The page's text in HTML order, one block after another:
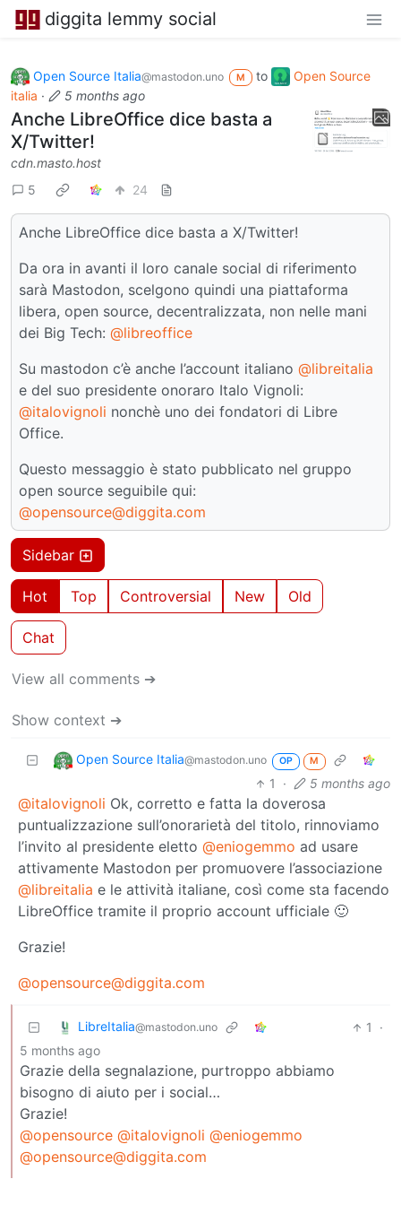
diggita lemmy social
Open Source Italia@mastodon.uno M to
Open Source
italia · 5 months ago
Anche LibreOffice dice basta a
X/Twitter!
cdn.masto.host
5
24
Anche LibreOffice dice basta a X/Twitter!
Da ora in avanti il loro canale social di riferimento
sarà Mastodon, scelgono quindi una piattaforma
libera, open source, decentralizzata, non nelle mani
dei Big Tech: @libreoffice
Su mastodon c’è anche l’account italiano @libreitalia
e del suo presidente onoraro Italo Vignoli:
@italovignoli nonchè uno dei fondatori di Libre
Office.
Questo messaggio è stato pubblicato nel gruppo
open source seguibile qui:
@opensource@diggita.com
Sidebar
Hot Top Controversial New Old
Chat
View all comments ➔
Show context ➔
Open Source Italia@mastodon.uno OP M
1 · 5 months ago
@italovignoli Ok, corretto e fatta la doverosa
puntualizzazione sull’onorarietà del titolo, rinnoviamo
l’invito al presidente eletto @eniogemmo ad usare
attivamente Mastodon per promuovere l’associazione
@libreitalia e le attività italiane, così come sta facendo
LibreOffice tramite il proprio account ufficiale 🙂
Grazie!
@opensource@diggita.com
LibreItalia@mastodon.uno 1
·
5 months ago
Grazie della segnalazione, purtroppo abbiamo
bisogno di aiuto per i social…
Grazie!
@opensource @italovignoli @eniogemmo
@opensource@diggita.com